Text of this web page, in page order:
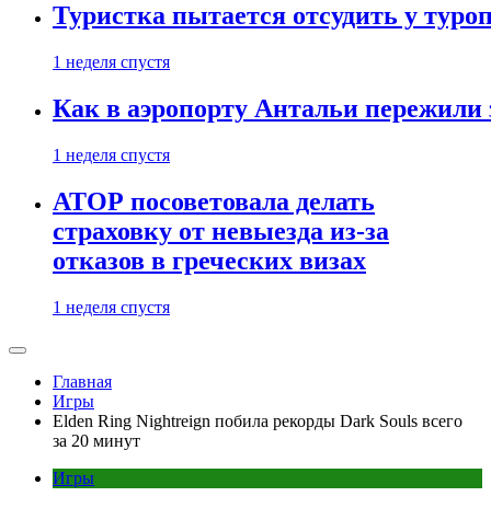
Туристка пытается отсудить у
1 неделя спустя
Как в аэропорту Антальи
1 неделя спустя
АТОР посоветовала делать
страховку от невыезда из-за
отказов в греческих визах
1 неделя спустя
Главная
Игры
Elden Ring Nightreign побила рекорды Dark Souls всего
за 20 минут
Игры